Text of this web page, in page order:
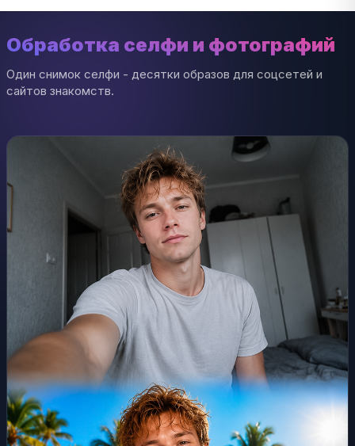
Обработка селфи и фотографий
Один снимок селфи - десятки образов для соцсетей и
сайтов знакомств.